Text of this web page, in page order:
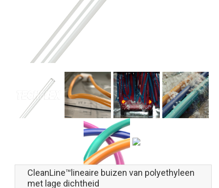
CleanLine™lineaire buizen van polyethyleen
met lage dichtheid